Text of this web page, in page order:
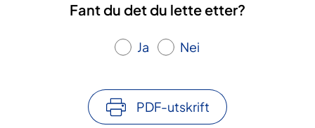
Fant du det du lette etter?
Ja Nei
PDF-utskrift